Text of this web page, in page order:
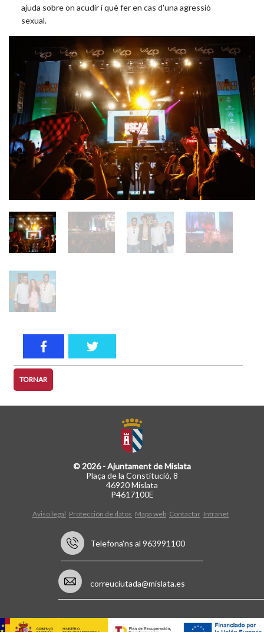
ajuda sobre on acudir i què fer en cas d'una agressió
sexual.
TORNAR
© 2026 - Ajuntament de Mislata
Plaça de la Constitució, 8
46920 Mislata
P4617100E
Aviso legal Protección de datos Mapa web Contactar Intranet
Telefona'ns al 963991100
correuciutada@mislata.es